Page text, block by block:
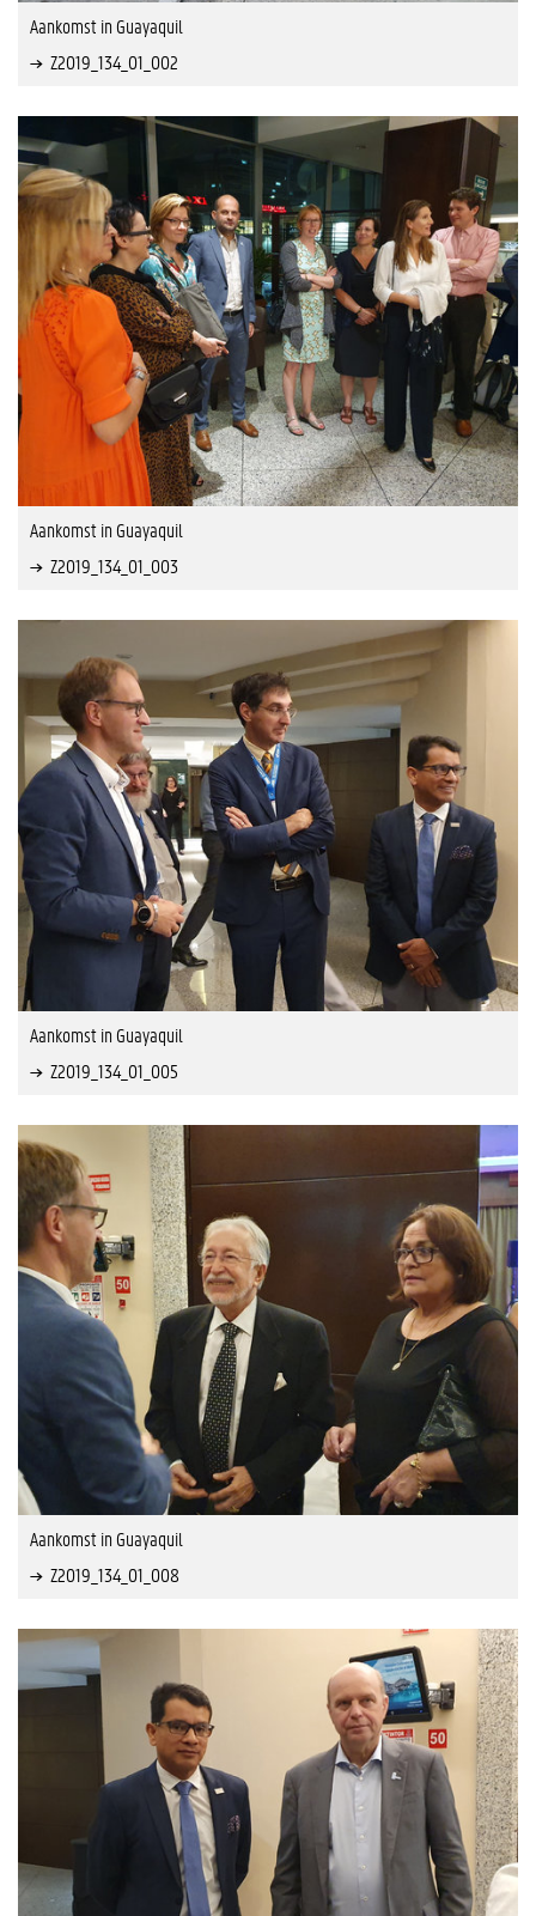
Aankomst in Guayaquil
Z2019_134_01_002
Aankomst in Guayaquil
Z2019_134_01_003
Aankomst in Guayaquil
Z2019_134_01_005
Aankomst in Guayaquil
Z2019_134_01_008